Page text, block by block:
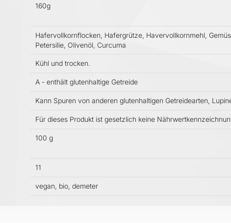
160g
Hafervollkornflocken, Hafergrütze, Havervollkornmehl,
Petersilie, Olivenöl, Curcuma
Kühl und trocken.
A - enthält glutenhaltige Getreide
Kann Spuren von anderen glutenhaltigen Getreidearten,
Für dieses Produkt ist gesetzlich keine
100 g
11
vegan, bio, demeter